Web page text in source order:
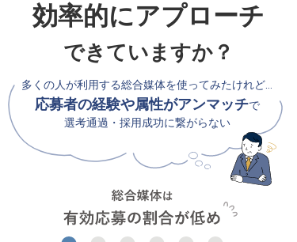
効率的にアプローチ
できていますか？
多くの人が利用する総合媒体を使ってみたけれど…
応募者の経験や属性がアンマッチで
選考通過・採用成功に繋がらない